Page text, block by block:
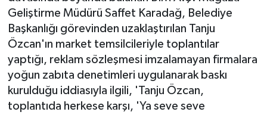
Geliştirme Müdürü Saffet Karadağ, Belediye
Başkanlığı görevinden uzaklaştırılan Tanju
Özcan'ın market temsilcileriyle toplantılar
yaptığı, reklam sözleşmesi imzalamayan firmalara
yoğun zabıta denetimleri uygulanarak baskı
kurulduğu iddiasıyla ilgili, 'Tanju Özcan,
toplantıda herkese karşı, 'Ya seve seve
GÜNCEL
RESMİ İLAN
Künye